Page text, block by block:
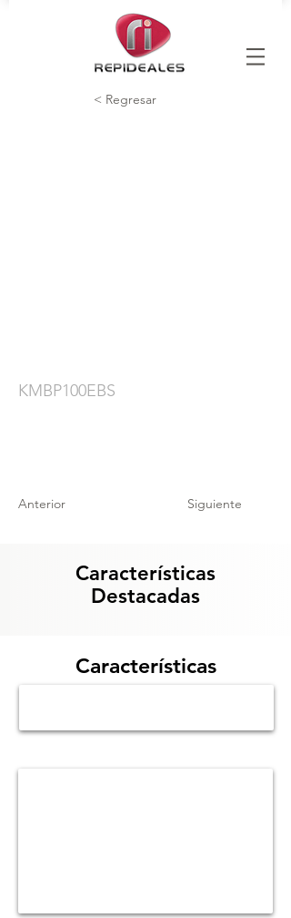
< Regresar
KMBP100EBS
Anterior Siguiente
Características
Destacadas
Características